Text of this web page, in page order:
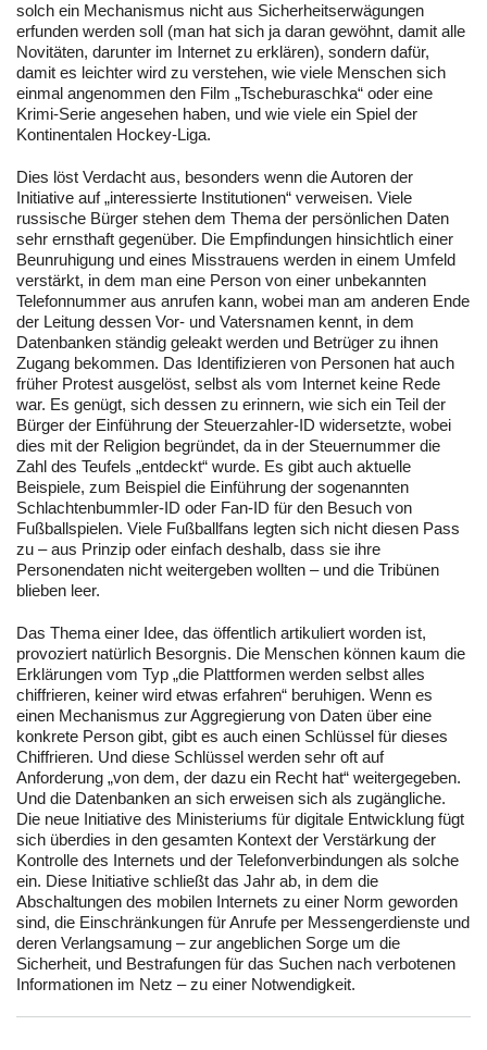
solch ein Mechanismus nicht aus Sicherheitserwägungen
erfunden werden soll (man hat sich ja daran gewöhnt, damit alle
Novitäten, darunter im Internet zu erklären), sondern dafür,
damit es leichter wird zu verstehen, wie viele Menschen sich
einmal angenommen den Film „Tscheburaschka“ oder eine
Krimi-Serie angesehen haben, und wie viele ein Spiel der
Kontinentalen Hockey-Liga.
Dies löst Verdacht aus, besonders wenn die Autoren der
Initiative auf „interessierte Institutionen“ verweisen. Viele
russische Bürger stehen dem Thema der persönlichen Daten
sehr ernsthaft gegenüber. Die Empfindungen hinsichtlich einer
Beunruhigung und eines Misstrauens werden in einem Umfeld
verstärkt, in dem man eine Person von einer unbekannten
Telefonnummer aus anrufen kann, wobei man am anderen Ende
der Leitung dessen Vor- und Vatersnamen kennt, in dem
Datenbanken ständig geleakt werden und Betrüger zu ihnen
Zugang bekommen. Das Identifizieren von Personen hat auch
früher Protest ausgelöst, selbst als vom Internet keine Rede
war. Es genügt, sich dessen zu erinnern, wie sich ein Teil der
Bürger der Einführung der Steuerzahler-ID widersetzte, wobei
dies mit der Religion begründet, da in der Steuernummer die
Zahl des Teufels „entdeckt“ wurde. Es gibt auch aktuelle
Beispiele, zum Beispiel die Einführung der sogenannten
Schlachtenbummler-ID oder Fan-ID für den Besuch von
Fußballspielen. Viele Fußballfans legten sich nicht diesen Pass
zu – aus Prinzip oder einfach deshalb, dass sie ihre
Personendaten nicht weitergeben wollten – und die Tribünen
blieben leer.
Das Thema einer Idee, das öffentlich artikuliert worden ist,
provoziert natürlich Besorgnis. Die Menschen können kaum die
Erklärungen vom Typ „die Plattformen werden selbst alles
chiffrieren, keiner wird etwas erfahren“ beruhigen. Wenn es
einen Mechanismus zur Aggregierung von Daten über eine
konkrete Person gibt, gibt es auch einen Schlüssel für dieses
Chiffrieren. Und diese Schlüssel werden sehr oft auf
Anforderung „von dem, der dazu ein Recht hat“ weitergegeben.
Und die Datenbanken an sich erweisen sich als zugängliche.
Die neue Initiative des Ministeriums für digitale Entwicklung fügt
sich überdies in den gesamten Kontext der Verstärkung der
Kontrolle des Internets und der Telefonverbindungen als solche
ein. Diese Initiative schließt das Jahr ab, in dem die
Abschaltungen des mobilen Internets zu einer Norm geworden
sind, die Einschränkungen für Anrufe per Messengerdienste und
deren Verlangsamung – zur angeblichen Sorge um die
Sicherheit, und Bestrafungen für das Suchen nach verbotenen
Informationen im Netz – zu einer Notwendigkeit.